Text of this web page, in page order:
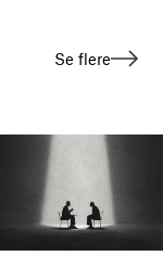
Se flere